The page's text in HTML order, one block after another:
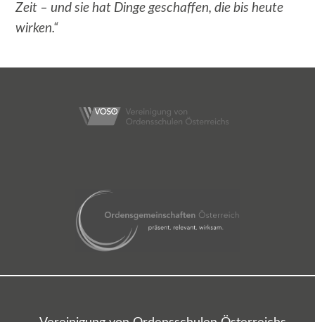
Zeit – und sie hat Dinge geschaffen, die bis heute
wirken.“